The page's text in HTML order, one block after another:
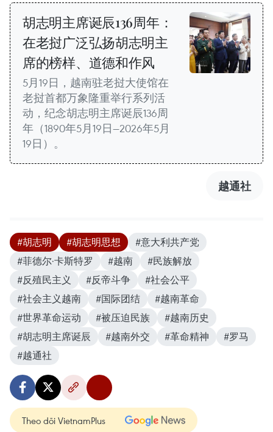
胡志明主席诞辰136周年：
在老挝广泛弘扬胡志明主
席的榜样、道德和作风
5月19日，越南驻老挝大使馆在
老挝首都万象隆重举行系列活
动，纪念胡志明主席诞辰136周
年（1890年5月19日—2026年5月
19日）。
越通社
#胡志明 #胡志明思想
#意大利共产党
#菲德尔·卡斯特罗
#越南
#民族解放
#反殖民主义
#反帝斗争
#社会公平
#社会主义越南
#国际团结
#越南革命
#世界革命运动
#被压迫民族
#越南历史
#胡志明主席诞辰
#越南外交 #革命精神
#罗马
#越通社
Theo dõi VietnamPlus